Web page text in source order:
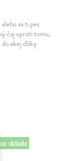
sa ti pes
čaj oproti tomu,
akej dlžky
sklade